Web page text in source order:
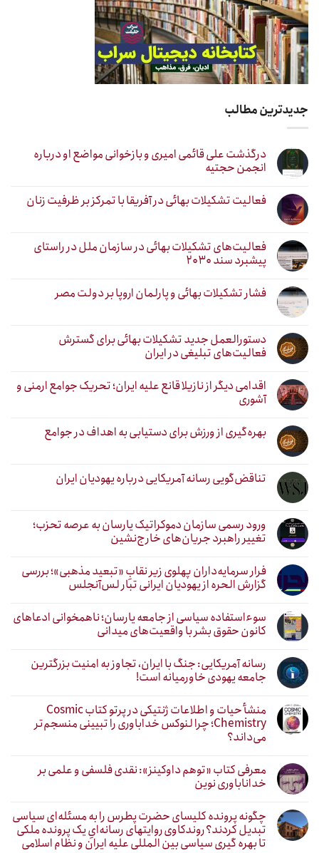
جدیدترین مطالب
درگذشت علی قائمی امیری و بازخوانی مواضع او درباره
انجمن حجتیه
فعالیت تشکیلات بهائی در آفریقا با تمرکز بر ظرفیت زنان
فعالیت‌های تشکیلات بهائی در سازمان ملل در راستای
پیشبرد سند ۲۰۳۰
فشار تشکیلات بهائی و پارلمان اروپا بر دولت مصر
دستورالعمل جدید تشکیلات بهائی برای گسترش
فعالیت‌های تبلیغی در ایران
اقدامی دیگر از نازیلا قانع علیه ایران؛ تحریک جوامع ارمنی و
آشوری
بهره‌گیری از ورزش برای دستیابی به اهداف در جوامع
تناقض‌گویی رسانه آمریکایی درباره یهودیان ایران
ورود رسمی سازمان دموکراتیک یارسان به عرصه تحزب؛
تغییر راهبرد جریان‌های خارج‌نشین
فرار سرمایه‌داران پهلوی زیر نقابِ «تبعید مذهبی»؛ بررسی
گزارش الحره از یهودیان ایرانی تبار لس‌آنجلس
سوءاستفاده سیاسی از جامعه یارسان؛ ناهمخوانی ادعاهای
کانون حقوق بشر با واقعیت‌های میدانی
رسانه آمریکایی: جنگ با ایران، تجاوز به امنیت بزرگترین
جامعه یهودی خاورمیانه است!
منشأ حیات و اطلاعات ژنتیکی در پرتو کتاب Cosmic
Chemistry؛ چرا لنوکس خداباوری را تبیینی منسجم‌تر
می‌داند؟
معرفی کتاب «توهم داوکینز»: نقدی فلسفی و علمی بر
خداناباوری نوین
چگونه پرونده کلیسای حضرت پطرس را به مسئله‌ای سیاسی
تبدیل کردند؟ روندکاوی روایتهای رسانه‌ایِ یک پرونده ملکی
تا بهره گیری سیاسی بین المللی علیه ایران و نظام اسلامی